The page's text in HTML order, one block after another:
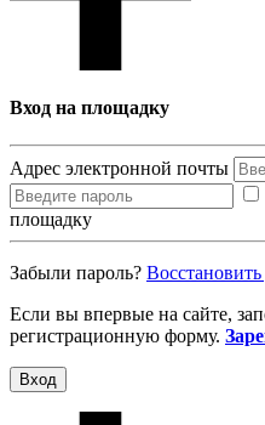
Вход на площадку
Адрес электронной почты
площадку
Забыли пароль?
Если вы впервые на сайте,
регистрационную форму.
Вход